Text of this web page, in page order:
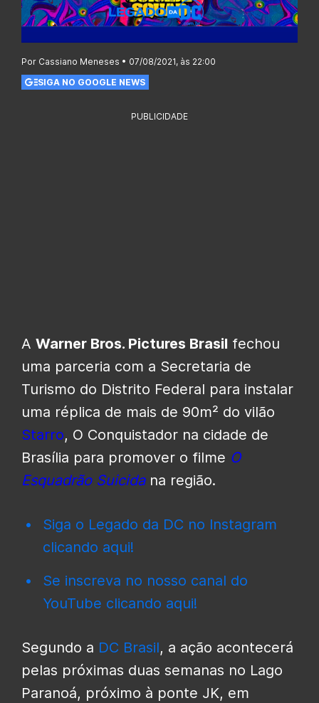
Por Cassiano Meneses • 07/08/2021, às 22:00
SIGA NO GOOGLE NEWS
PUBLICIDADE
A Warner Bros. Pictures Brasil fechou
uma parceria com a Secretaria de
Turismo do Distrito Federal para instalar
uma réplica de mais de 90m² do vilão
Starro, O Conquistador na cidade de
Brasília para promover o filme O
Esquadrão Suicidana região.
Siga o Legado da DC no Instagram
clicando aqui!
Se inscreva no nosso canal do
YouTube clicando aqui!
Segundo a DC Brasil, a ação acontecerá
pelas próximas duas semanas no Lago
Paranoá, próximo à ponte JK, em